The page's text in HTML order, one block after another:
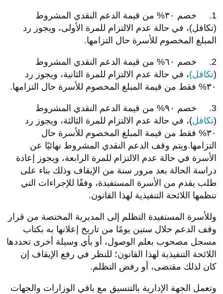
1. خصم ٣٠% من قيمة الدعم النقدي المشروط
(تكافل)، في حالة عدم الالتزام للمرة الأولى، ويجوز رد
المبلغ المخصوم للأسرة حال التزامها.
2. خصم ٦٠% من قيمة الدعم النقدي المشروط
(تكافل)، في حالة عدم الالتزام للمرة الثانية، ويجوز رد
٣٠% فقط من قيمة المبلغ المخصوم للأسرة حال التزامها.
3. خصم ٩٠% من قيمة الدعم النقدي المشروط
(تكافل)، في حالة عدم الالتزام للمرة الثالثة، ويجوز رد
٣٠% فقط من قيمة المبلغ المخصوم للأسرة حال
التزامها.ويتم وقف الدعم النقدي المشروط نهائيًا عن
الأسرة في حالة عدم الالتزام للمرة الرابعة، ويجوز إعادة
دراسة الحالة بعد مرور سنة من الإيقاف وذلك بناء على
طلب يقدم من الأسرة المستفيدة، وفقًا للإجراءات التي
تنظمها اللائحة التنفيذية لهذا القانون.
وللأسرة المستفيدة التظلم إلى المديرية المختصة من قرار
وقف الدعم خلال ستين يومًا من تاريخ إعلانها به بكتاب
مسجل مصحوب بعلم الوصول، أو بأي وسيلة أخرى تحددها
اللائحة التنفيذية لهذا القانون؛ للنظر في رفع الإيقاف إن
كان لذلك مقتضى، أو رفض التظلم.
وتعمل الجهة الإدارية بالتنسيق مع باقي الوزارات والجهات